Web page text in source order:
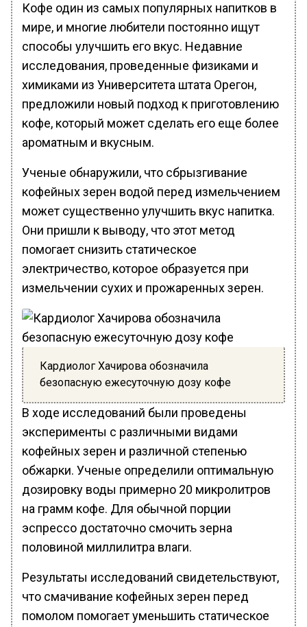
Кофе один из самых популярных напитков в
мире, и многие любители постоянно ищут
способы улучшить его вкус. Недавние
исследования, проведенные физиками и
химиками из Университета штата Орегон,
предложили новый подход к приготовлению
кофе, который может сделать его еще более
ароматным и вкусным.
Ученые обнаружили, что сбрызгивание
кофейных зерен водой перед измельчением
может существенно улучшить вкус напитка.
Они пришли к выводу, что этот метод
помогает снизить статическое
электричество, которое образуется при
измельчении сухих и прожаренных зерен.
Кардиолог Хачирова обозначила
безопасную ежесуточную дозу кофе
В ходе исследований были проведены
эксперименты с различными видами
кофейных зерен и различной степенью
обжарки. Ученые определили оптимальную
дозировку воды примерно 20 микролитров
на грамм кофе. Для обычной порции
эспрессо достаточно смочить зерна
половиной миллилитра влаги.
Результаты исследований свидетельствуют,
что смачивание кофейных зерен перед
помолом помогает уменьшить статическое